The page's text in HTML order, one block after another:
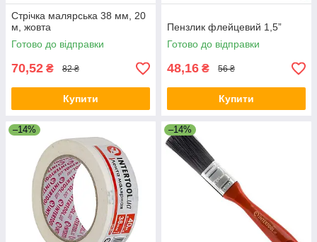
Стрічка малярська 38 мм, 20
м, жовта
Готово до відправки
70,52 ₴ 82 ₴
Купити
Пензлик флейцевий 1,5”
Готово до відправки
48,16 ₴ 56 ₴
Купити
–14% –14%